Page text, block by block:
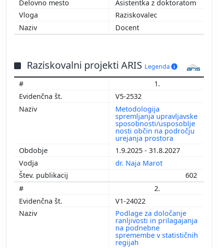
Asistentka z doktoratom
Raziskovalec
Docent
Raziskovalni projekti ARIS Legenda
1.
V5-2532
Metodologija
spremljanja upravljavske
sposobnosti/usposoblje
nosti občin na področju
urejanja prostora
1.9.2025 - 31.8.2027
dr. Naja Marot
602
2.
V1-24022
Podlage za določanje
ranljivosti in prilagajanja
na podnebne
spremembe v statističnih
regijah